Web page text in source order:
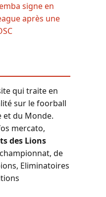
signe en
après une
qui traite en
sur le foorball
et du Monde.
mercato,
des Lions
de
Eliminatoires